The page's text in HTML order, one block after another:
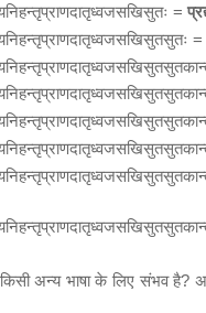
=
=
अन्य भाषा के लिए संभव है?